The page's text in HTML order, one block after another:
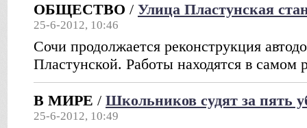
ОБЩЕСТВО / Улица Пластунская
25-6-2012, 10:46
Сочи продолжается реконструкция
Пластунской. Работы находятся в самом
В МИРЕ / Школьников судят за пять
25-6-2012, 10:49